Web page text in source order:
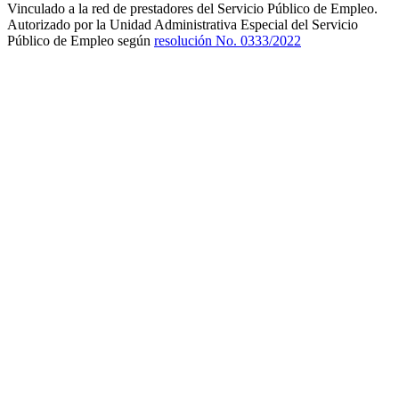
Vinculado a la red de prestadores del Servicio Público de Empleo.
Autorizado por la Unidad Administrativa Especial del Servicio
Público de Empleo según resolución No. 0333/2022